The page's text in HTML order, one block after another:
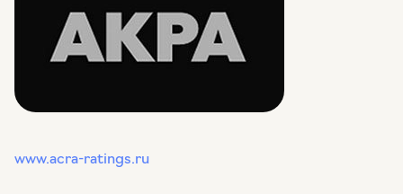
www.acra-ratings.ru